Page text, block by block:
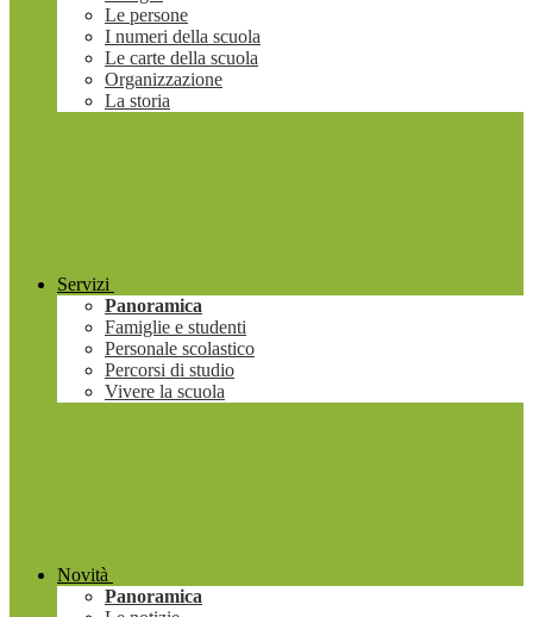
Le persone
I numeri della scuola
Le carte della scuola
Organizzazione
La storia
Servizi
Panoramica
Famiglie e studenti
Personale scolastico
Percorsi di studio
Vivere la scuola
Novità
Panoramica